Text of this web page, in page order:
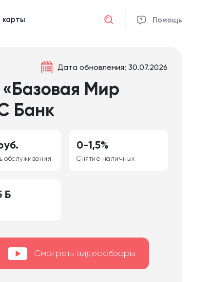
Помощь
Отмена
Дата обновления: 30.07.2026
Мир
Банк
обслуживания
0-1,5%
Снятие наличных
Б
Смотреть видеообзоры